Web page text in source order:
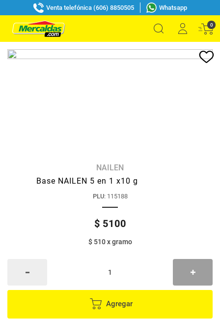
Venta telefónica (606) 8850505 Whatsapp
0
NAILEN
Base NAILEN 5 en 1 x10 g
PLU: 115188
$ 5100
$ 510xgramo
Agregar